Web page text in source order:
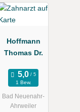
Hoffmann
Thomas Dr.
1 Bew.
Bad Neuenahr-
Ahrweiler